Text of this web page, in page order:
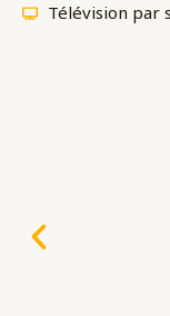
Télévision par